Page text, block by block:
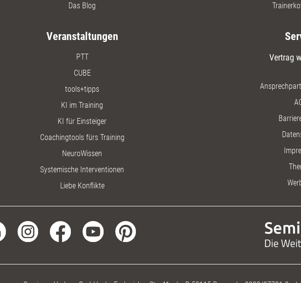
Das Blog
Veranstaltungen
PTT
CUBE
tools+tipps
KI im Training
KI für Einsteiger
Coachingtools fürs Training
NeuroWissen
Systemische Interventionen
Liebe Konflikte
Vertrag